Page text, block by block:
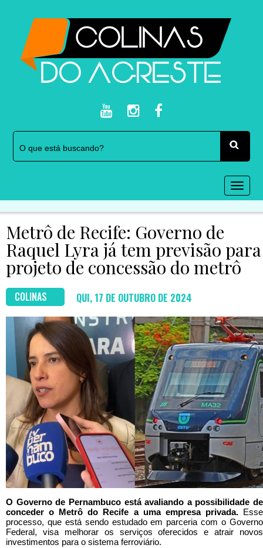
Metrô de Recife: Governo de
Raquel Lyra já tem previsão para
projeto de concessão do metrô
COLINAS QUI, 17 DE OUTUBRO DE 2024
O Governo de Pernambuco está avaliando a possibilidade de
conceder o Metrô do Recife a uma empresa privada.Esse
processo, que está sendo estudado em parceria com o Governo
Federal, visa melhorar os serviços oferecidos e atrair novos
investimentos para o sistema ferroviário.